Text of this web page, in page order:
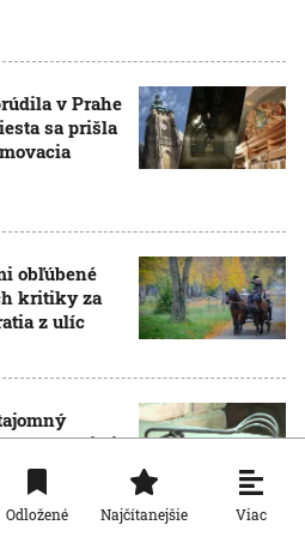
v Prahe
sa prišla
obľúbené
kritiky za
z ulíc
sa doň išli
Odložené Najčítanejšie Viac